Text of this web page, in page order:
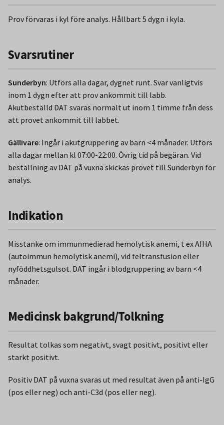
Prov förvaras i kyl före analys. Hållbart 5 dygn i kyla.
Svarsrutiner
Sunderbyn: Utförs alla dagar, dygnet runt. Svar vanligtvis
inom 1 dygn efter att prov ankommit till labb.
Akutbeställd DAT svaras normalt ut inom 1 timme från dess
att provet ankommit till labbet.
Gällivare: Ingår i akutgruppering av barn <4 månader. Utförs
alla dagar mellan kl 07:00-22:00. Övrig tid på begäran. Vid
beställning av DAT på vuxna skickas provet till Sunderbyn för
analys.
Indikation
Misstanke om immunmedierad hemolytisk anemi, t ex AIHA
(autoimmun hemolytisk anemi), vid feltransfusion eller
nyföddhetsgulsot. DAT ingår i blodgruppering av barn <4
månader.
Medicinsk bakgrund/Tolkning
Resultat tolkas som negativt, svagt positivt, positivt eller
starkt positivt.
Positiv DAT på vuxna svaras ut med resultat även på anti-IgG
(pos eller neg) och anti-C3d (pos eller neg).